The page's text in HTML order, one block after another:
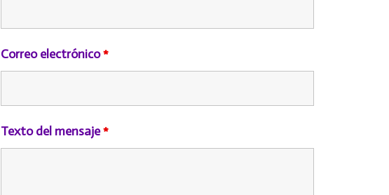
Correo electrónico*
Texto del mensaje*